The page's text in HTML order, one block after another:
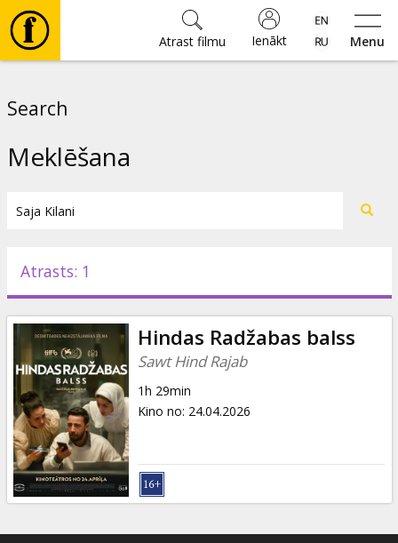
Menu
Ienākt
Atrast filmu
Pasākumi
Ziņas
Dāvanu
kartes
Uzkodas
B2B
Search
Meklēšana
Atrasts: 1
Hindas Radžabas balss
Sawt Hind Rajab
1h 29min
Kino no: 24.04.2026